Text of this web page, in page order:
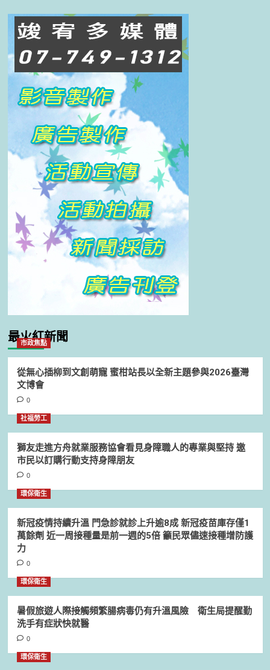
最火紅新聞
市政焦點
從無心插柳到文創萌寵 蜜柑站長以全新主題參與2026臺灣
文博會
0
社福勞工
獅友走進方舟就業服務協會看見身障職人的專業與堅持 邀
市民以訂購行動支持身障朋友
0
環保衛生
新冠疫情持續升溫 門急診就診上升逾8成 新冠疫苗庫存僅1
萬餘劑 近一周接種量是前一週的5倍 籲民眾儘速接種增防護
力
0
環保衛生
暑假旅遊人際接觸頻繁腸病毒仍有升溫風險 衛生局提醒勤
洗手有症狀快就醫
0
環保衛生